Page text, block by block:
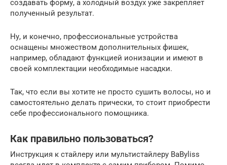
создавать форму, а холодный воздух уже закрепляет
полученный результат.
Ну, и конечно, профессиональные устройства
оснащены множеством дополнительных фишек,
например, обладают функцией ионизации и имеют в
своей комплектации необходимые насадки.
Так, что если вы хотите не просто сушить волосы, но и
самостоятельно делать прически, то стоит приобрести
себе профессионального помощника.
Как правильно пользоваться?
Инструкция к стайлеру или мультистайлеру BaByliss